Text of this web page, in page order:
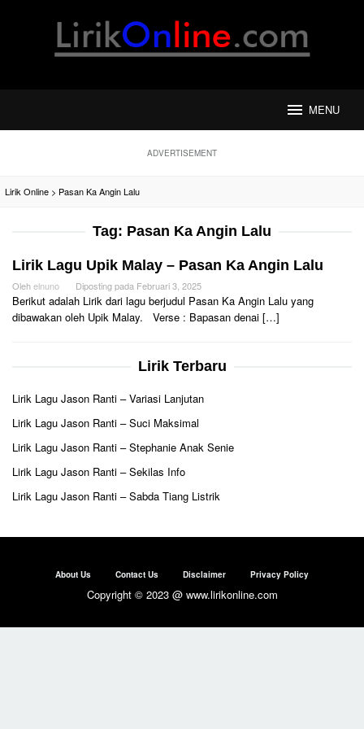
MENU
ADVERTISEMENT
Lirik Online > Pasan Ka Angin Lalu
Tag: Pasan Ka Angin Lalu
Lirik Lagu Upik Malay – Pasan Ka Angin Lalu
Olehelnuno Diposting pada Februari 3, 2025
Berikut adalah Lirik dari lagu berjudul Pasan Ka Angin Lalu yang
dibawakan oleh Upik Malay. Verse : Bapasan denai […]
Lirik Terbaru
Lirik Lagu Jason Ranti – Variasi Lanjutan
Lirik Lagu Jason Ranti – Suci Maksimal
Lirik Lagu Jason Ranti – Stephanie Anak Senie
Lirik Lagu Jason Ranti – Sekilas Info
Lirik Lagu Jason Ranti – Sabda Tiang Listrik
About Us Contact Us Disclaimer Privacy Policy
Copyright © 2023 @ www.lirikonline.com